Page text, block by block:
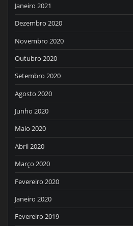
Janeiro 2021
Dezembro 2020
Novembro 2020
Outubro 2020
Setembro 2020
Agosto 2020
Junho 2020
Maio 2020
Abril 2020
Março 2020
Fevereiro 2020
Janeiro 2020
Fevereiro 2019